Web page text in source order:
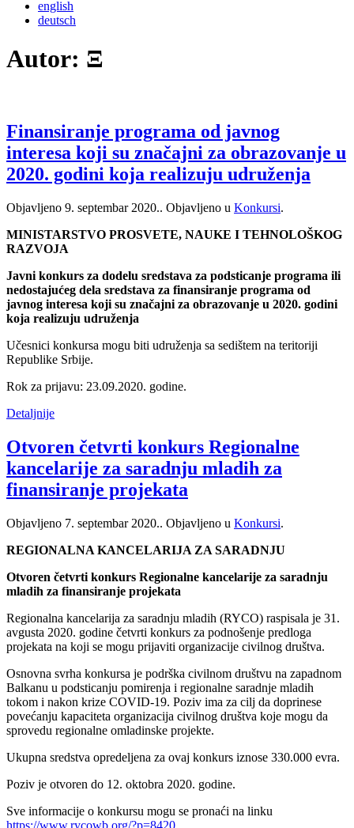
english
deutsch
Autor: Ξ
Finansiranje programa od javnog
interesa koji su značajni za obrazovanje u
2020. godini koja realizuju udruženja
Objavljeno 9. septembar 2020.. Objavljeno u Konkursi.
MINISTARSTVO PROSVETE, NAUKE I TEHNOLOŠKOG
RAZVOJA
Javni konkurs za dodelu sredstava za podsticanje programa ili
nedostajućeg dela sredstava za finansiranje programa od
javnog interesa koji su značajni za obrazovanje u 2020. godini
koja realizuju udruženja
Učesnici konkursa mogu biti udruženja sa sedištem na teritoriji
Republike Srbije.
Rok za prijavu: 23.09.2020. godine.
Detaljnije
Otvoren četvrti konkurs Regionalne
kancelarije za saradnju mladih za
finansiranje projekata
Objavljeno 7. septembar 2020.. Objavljeno u Konkursi.
REGIONALNA KANCELARIJA ZA SARADNJU
Otvoren četvrti konkurs Regionalne kancelarije za saradnju
mladih za finansiranje projekata
Regionalna kancelarija za saradnju mladih (RYCO) raspisala je 31.
avgusta 2020. godine četvrti konkurs za podnošenje predloga
projekata na koji se mogu prijaviti organizacije civilnog društva.
Osnovna svrha konkursa je podrška civilnom društvu na zapadnom
Balkanu u podsticanju pomirenja i regionalne saradnje mladih
tokom i nakon krize COVID-19. Poziv ima za cilj da doprinese
povećanju kapaciteta organizacija civilnog društva koje mogu da
sprovedu regionalne omladinske projekte.
Ukupna sredstva opredeljena za ovaj konkurs iznose 330.000 evra.
Poziv je otvoren do 12. oktobra 2020. godine.
Sve informacije o konkursu mogu se pronaći na linku
https://www.rycowb.org/?p=8420